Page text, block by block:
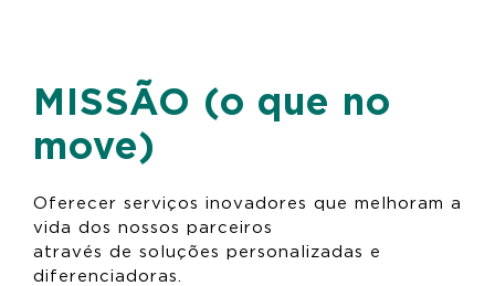
MISSÃO (o que no
move)
Oferecer serviços inovadores que melhoram a
vida dos nossos parceiros
através de soluções personalizadas e
diferenciadoras.